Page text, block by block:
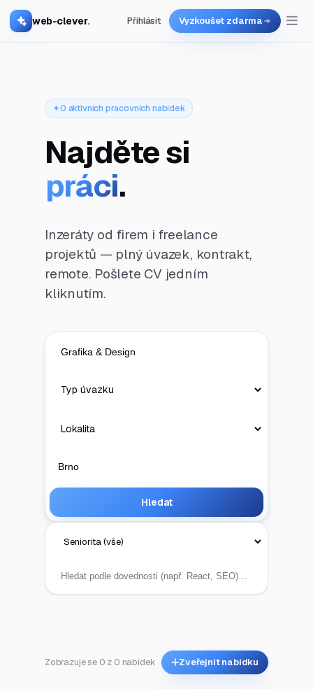
web-clever. Přihlásit Vyzkoušet zdarma
0 aktivních pracovních nabídek
Najděte si
práci.
Inzeráty od firem i freelance
projektů — plný úvazek, kontrakt,
remote. Pošlete CV jedním
kliknutím.
Hledat
Zobrazuje se 0 z 0 nabídek Zveřejnit nabídku